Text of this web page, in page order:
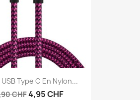
Type C En Nylon...
CHF4,95 CHF